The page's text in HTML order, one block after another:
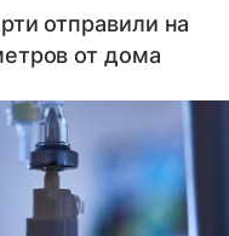
отправили на
от дома